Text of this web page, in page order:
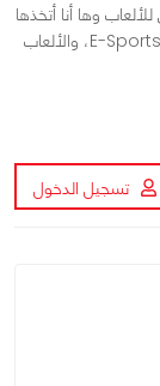
كرست حياتي للألعاب وها أنا أتخذها
كمجال لعملي.. عاشق لألعاب الـ Super Heroes والـ E-Sports، والألعاب
تسجيل الدخول